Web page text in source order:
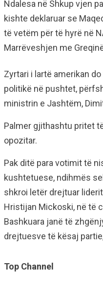
Ndalesa në Shkup vjen
kishte deklaruar se
të vetëm për të hyrë në
Marrëveshjen me
Zyrtari i lartë amerikan
politikë në pushtet,
ministrin e Jashtëm,
Palmer gjithashtu pritet
opozitar.
Pak ditë para votimit të
kushtetuese, ndihmës
shkroi letër drejtuar
Hristijan Mickoski, në të
Bashkuara janë të
drejtuesve të kësaj
Top Channel